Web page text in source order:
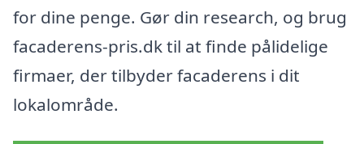
for dine penge. Gør din research, og brug
facaderens-pris.dk til at finde pålidelige
firmaer, der tilbyder facaderens i dit
lokalområde.